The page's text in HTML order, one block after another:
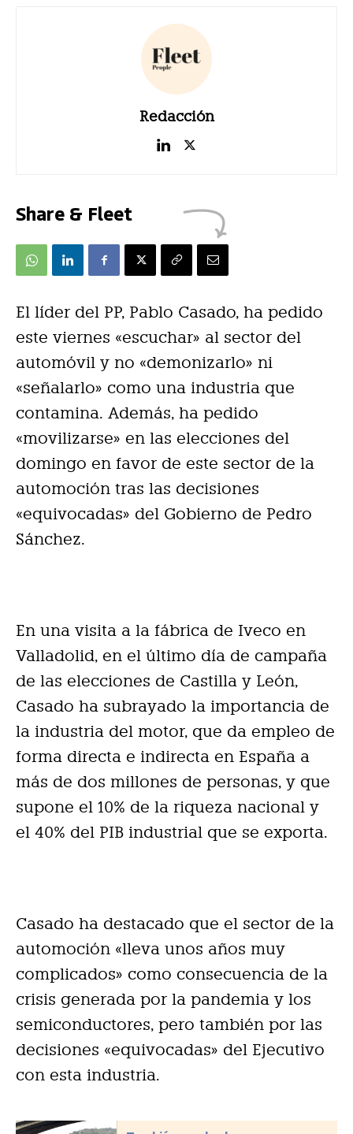
Redacción
Share & Fleet
El líder del PP, Pablo Casado, ha pedido
este viernes «escuchar» al sector del
automóvil y no «demonizarlo» ni
«señalarlo» como una industria que
contamina. Además, ha pedido
«movilizarse» en las elecciones del
domingo en favor de este sector de la
automoción tras las decisiones
«equivocadas» del Gobierno de Pedro
Sánchez.
En una visita a la fábrica de Iveco en
Valladolid, en el último día de campaña
de las elecciones de Castilla y León,
Casado ha subrayado la importancia de
la industria del motor, que da empleo de
forma directa e indirecta en España a
más de dos millones de personas, y que
supone el 10% de la riqueza nacional y
el 40% del PIB industrial que se exporta.
Casado ha destacado que el sector de la
automoción «lleva unos años muy
complicados» como consecuencia de la
crisis generada por la pandemia y los
semiconductores, pero también por las
decisiones «equivocadas» del Ejecutivo
con esta industria.